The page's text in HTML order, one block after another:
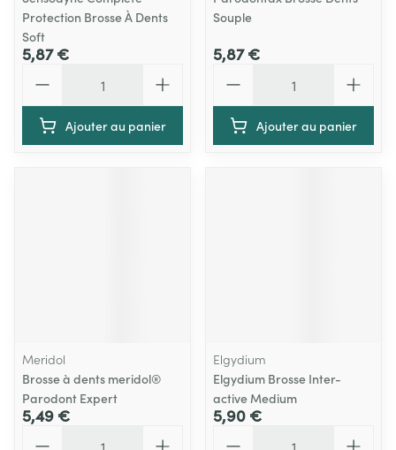
Protection Brosse À Dents
Soft
5,87 €
Ajouter au panier
Souple
5,87 €
Ajouter au panier
Meridol
Brosse à dents meridol®
Parodont Expert
5,49 €
Elgydium
Elgydium Brosse Inter-
active Medium
5,90 €